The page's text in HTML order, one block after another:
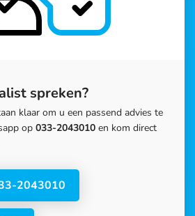
spreken?
klaar om u een passend advies te
op 033-2043010 en kom direct
2043010